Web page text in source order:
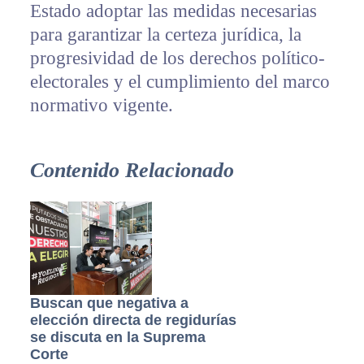
Estado adoptar las medidas necesarias
para garantizar la certeza jurídica, la
progresividad de los derechos político-
electorales y el cumplimiento del marco
normativo vigente.
Contenido Relacionado
Buscan que negativa a
elección directa de regidurías
se discuta en la Suprema
Corte